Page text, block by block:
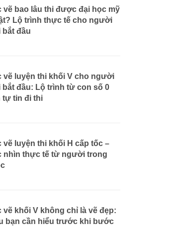
vẽ bao lâu thi được đại học mỹ
Lộ trình thực tế cho người
bắt đầu
vẽ luyện thi khối V cho người
bắt đầu: Lộ trình từ con số 0
tự tin đi thi
vẽ luyện thi khối H cấp tốc –
nhìn thực tế từ người trong
vẽ khối V không chỉ là vẽ đẹp:
bạn cần hiểu trước khi bước